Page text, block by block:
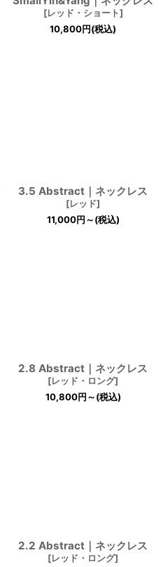
[レッド・ショート]
10,800円(税込)
3.5 Abstract｜ネックレス
[レッド]
11,000円～(税込)
2.8 Abstract｜ネックレス
[レッド・ロング]
10,800円～(税込)
2.2 Abstract｜ネックレス
[レッド・ロング]